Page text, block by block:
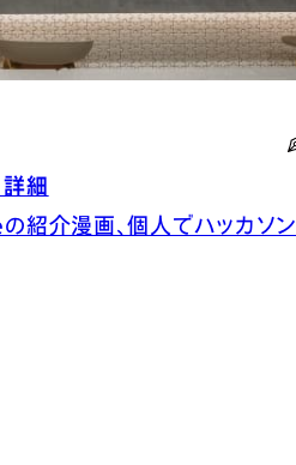
細
介漫画、個人でハッカソ